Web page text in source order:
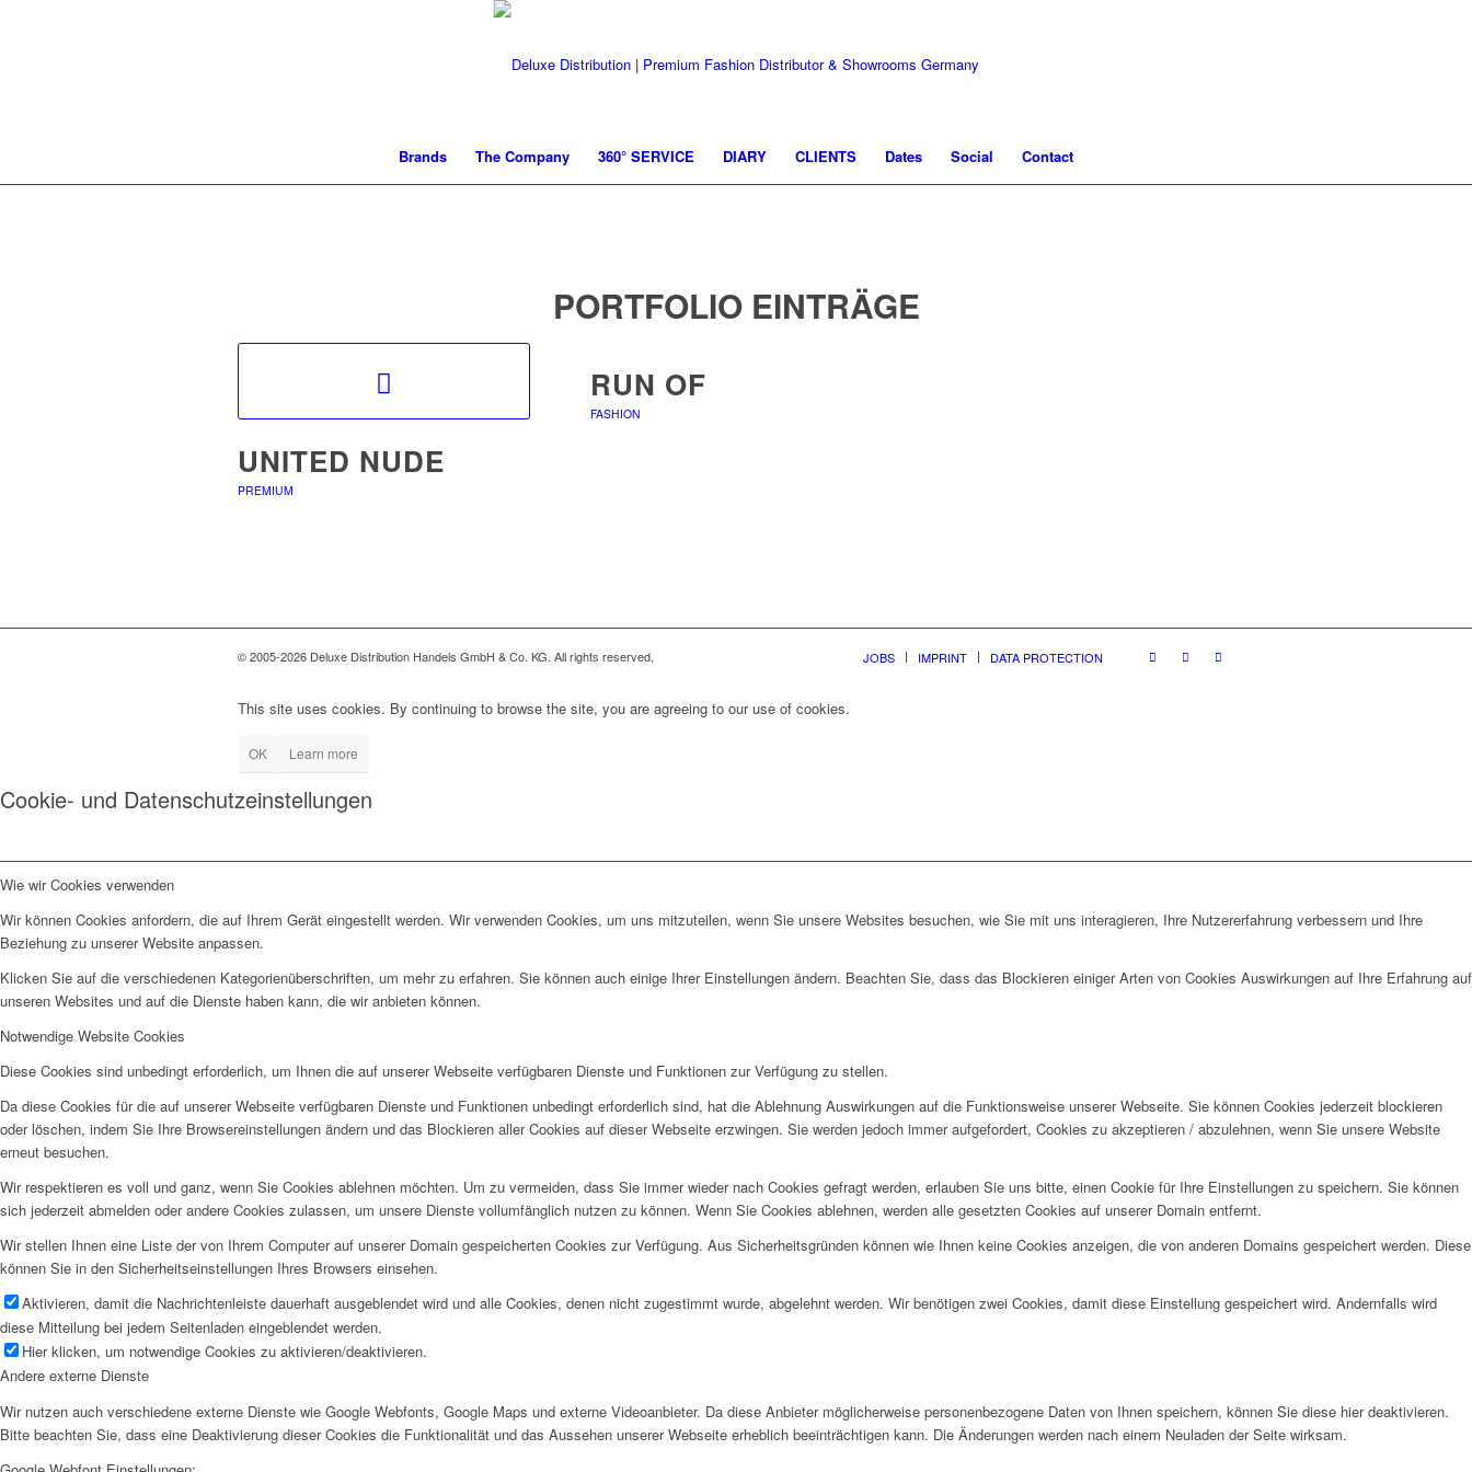
Brands The Company 360° SERVICE DIARY CLIENTS Dates Social Contact
PORTFOLIO EINTRÄGE
UNITED NUDE
PREMIUM
RUN OF
FASHION
© 2005-2026 Deluxe Distribution Handels GmbH & Co. KG. All rights reserved, JOBS IMPRINT DATA PROTECTION
This site uses cookies. By continuing to browse the site, you are agreeing to our use of cookies.
OK Learn more
Cookie- und Datenschutzeinstellungen
Wie wir Cookies verwenden
Wir können Cookies anfordern, die auf Ihrem Gerät eingestellt werden. Wir verwenden Cookies, um uns mitzuteilen, wenn Sie unsere Websites besuchen, wie Sie mit uns interagieren, Ihre Nutzererfahrung verbessern und Ihre
Beziehung zu unserer Website anpassen.
Klicken Sie auf die verschiedenen Kategorienüberschriften, um mehr zu erfahren. Sie können auch einige Ihrer Einstellungen ändern. Beachten Sie, dass das Blockieren einiger Arten von Cookies Auswirkungen auf Ihre Erfahrung auf
unseren Websites und auf die Dienste haben kann, die wir anbieten können.
Notwendige Website Cookies
Diese Cookies sind unbedingt erforderlich, um Ihnen die auf unserer Webseite verfügbaren Dienste und Funktionen zur Verfügung zu stellen.
Da diese Cookies für die auf unserer Webseite verfügbaren Dienste und Funktionen unbedingt erforderlich sind, hat die Ablehnung Auswirkungen auf die Funktionsweise unserer Webseite. Sie können Cookies jederzeit blockieren
oder löschen, indem Sie Ihre Browsereinstellungen ändern und das Blockieren aller Cookies auf dieser Webseite erzwingen. Sie werden jedoch immer aufgefordert, Cookies zu akzeptieren / abzulehnen, wenn Sie unsere Website
erneut besuchen.
Wir respektieren es voll und ganz, wenn Sie Cookies ablehnen möchten. Um zu vermeiden, dass Sie immer wieder nach Cookies gefragt werden, erlauben Sie uns bitte, einen Cookie für Ihre Einstellungen zu speichern. Sie können
sich jederzeit abmelden oder andere Cookies zulassen, um unsere Dienste vollumfänglich nutzen zu können. Wenn Sie Cookies ablehnen, werden alle gesetzten Cookies auf unserer Domain entfernt.
Wir stellen Ihnen eine Liste der von Ihrem Computer auf unserer Domain gespeicherten Cookies zur Verfügung. Aus Sicherheitsgründen können wie Ihnen keine Cookies anzeigen, die von anderen Domains gespeichert werden. Diese
können Sie in den Sicherheitseinstellungen Ihres Browsers einsehen.
Aktivieren, damit die Nachrichtenleiste dauerhaft ausgeblendet wird und alle Cookies, denen nicht zugestimmt wurde, abgelehnt werden. Wir benötigen zwei Cookies, damit diese Einstellung gespeichert wird. Andernfalls wird
diese Mitteilung bei jedem Seitenladen eingeblendet werden.
Hier klicken, um notwendige Cookies zu aktivieren/deaktivieren.
Andere externe Dienste
Wir nutzen auch verschiedene externe Dienste wie Google Webfonts, Google Maps und externe Videoanbieter. Da diese Anbieter möglicherweise personenbezogene Daten von Ihnen speichern, können Sie diese hier deaktivieren.
Bitte beachten Sie, dass eine Deaktivierung dieser Cookies die Funktionalität und das Aussehen unserer Webseite erheblich beeinträchtigen kann. Die Änderungen werden nach einem Neuladen der Seite wirksam.